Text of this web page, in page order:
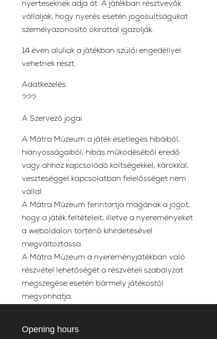
nyerteseknek adja át. A játékban résztvevők
vállalják, hogy nyerés esetén jogosultságukat
személyazonosító okirattal igazolják.
14 éven aluliak a játékban szülői engedéllyel
vehetnek részt.
Adatkezelés
???
A Szervező jogai
A Mátra Múzeum a játék esetleges hibáiból,
hiányosságaiból, hibás működéséből eredő
vagy ahhoz kapcsolódó költségekkel, károkkal,
veszteséggel kapcsolatban felelősséget nem
vállal.
A Mátra Múzeum fenntartja magának a jogot,
hogy a játék feltételeit, illetve a nyereményeket
a weboldalon történő kihirdetésével
megváltoztassa.
A Mátra Múzeum a nyereményjátékban való
részvétel lehetőségét a részvételi szabályzat
megszegése esetén bármely játékostól
megvonhatja.
Opening hours